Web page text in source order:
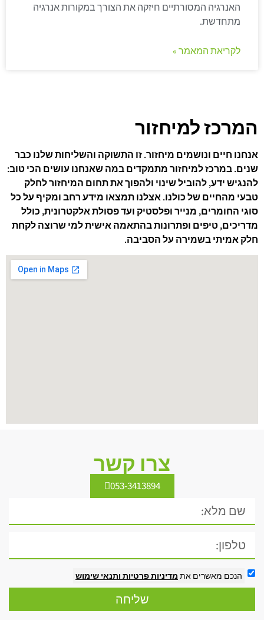
האנרגיה המסורתיים חיזקה את הצורך במקורות אנרגיה
מתחדשת.
לקריאת המאמר »
המרכז למיחזור
אנחנו חיים ונושמים מיחזור. זו התשוקה והשליחות שלנו כבר
שנים. במרכז למיחזור מתמקדים במה שאנחנו עושים הכי טוב:
להנגיש ידע, להוביל שינוי ולהפוך את תחום המיחזור לחלק
טבעי מהחיים של כולנו. אצלנו תמצאו מידע רחב ומקיף על כל
סוגי החומרים, מנייר ופלסטיק ועד פסולת אלקטרונית, כולל
מדריכים, טיפים ופתרונות בהתאמה אישית למי שרוצה לקחת
חלק אמיתי בשמירה על הסביבה.
צרו קשר
053-3413894
הנכם מאשרים את מדיניות פרטיות ותנאי שימוש
שליחה